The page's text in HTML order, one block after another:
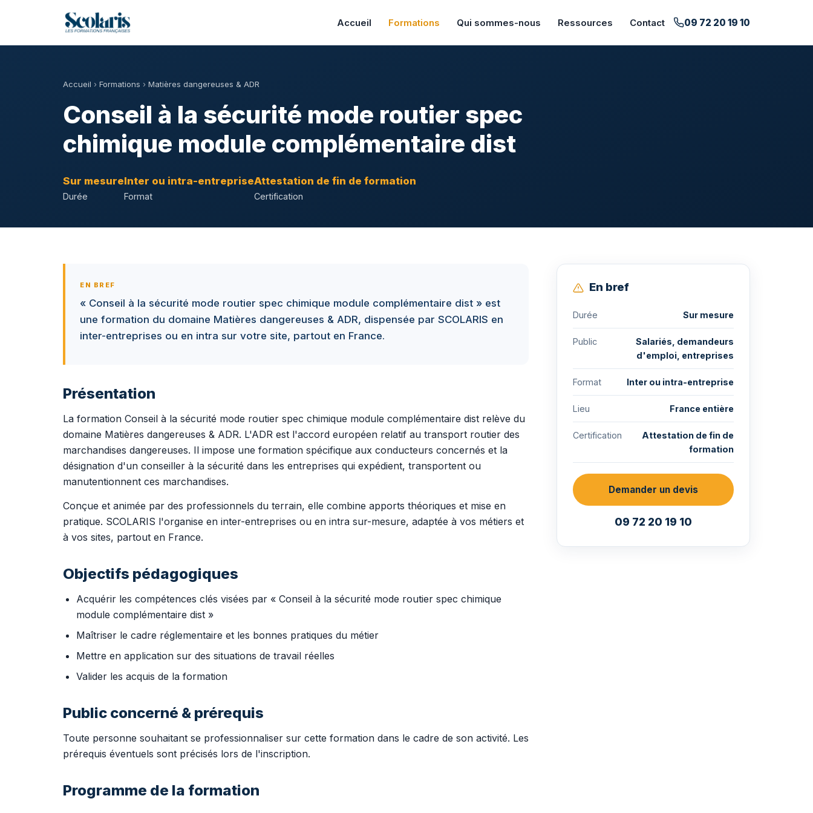
Accueil Formations Qui sommes-nous Ressources Contact 09 72 20 19 10
Accueil › Formations › Matières dangereuses & ADR
Conseil à la sécurité mode routier spec
chimique module complémentaire dist
Sur mesure
Durée
Inter ou intra-entreprise
Format
Attestation de fin de formation
Certification
EN BREF
« Conseil à la sécurité mode routier spec chimique module complémentaire dist » est
une formation du domaine Matières dangereuses & ADR, dispensée par SCOLARIS en
inter-entreprises ou en intra sur votre site, partout en France.
Présentation
La formation Conseil à la sécurité mode routier spec chimique module complémentaire dist relève du
domaine Matières dangereuses & ADR. L'ADR est l'accord européen relatif au transport routier des
marchandises dangereuses. Il impose une formation spécifique aux conducteurs concernés et la
désignation d'un conseiller à la sécurité dans les entreprises qui expédient, transportent ou
manutentionnent ces marchandises.
Conçue et animée par des professionnels du terrain, elle combine apports théoriques et mise en
pratique. SCOLARIS l'organise en inter-entreprises ou en intra sur-mesure, adaptée à vos métiers et
à vos sites, partout en France.
Objectifs pédagogiques
Acquérir les compétences clés visées par « Conseil à la sécurité mode routier spec chimique
module complémentaire dist »
Maîtriser le cadre réglementaire et les bonnes pratiques du métier
Mettre en application sur des situations de travail réelles
Valider les acquis de la formation
Public concerné & prérequis
Toute personne souhaitant se professionnaliser sur cette formation dans le cadre de son activité. Les
prérequis éventuels sont précisés lors de l'inscription.
Programme de la formation
En bref
Durée Sur mesure
Public
Salariés, demandeurs
d'emploi, entreprises
Format Inter ou intra-entreprise
Lieu France entière
Certification
Attestation de fin de
formation
Demander un devis
09 72 20 19 10